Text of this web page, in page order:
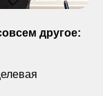
другое: